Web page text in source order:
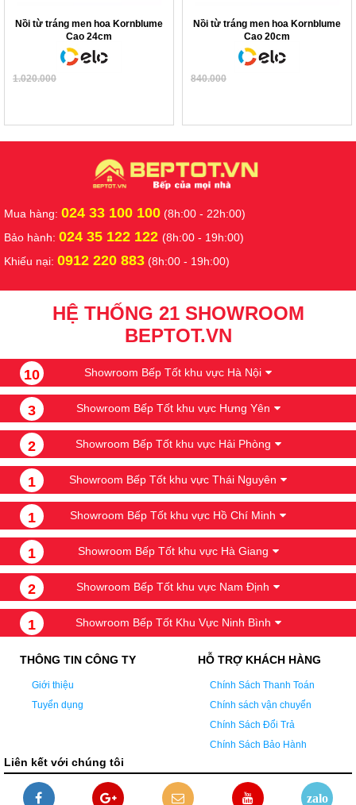
Nồi từ tráng men hoa Kornblume
Cao 24cm
1.020.000
Nồi từ tráng men hoa Kornblume
Cao 20cm
840.000
Mua hàng: 024 33 100 100 (8h:00 - 22h:00)
Bảo hành: 024 35 122 122 (8h:00 - 19h:00)
Khiếu nại: 0912 220 883 (8h:00 - 19h:00)
HỆ THỐNG 21 SHOWROOM
BEPTOT.VN
10 Showroom Bếp Tốt khu vực Hà Nội
3 Showroom Bếp Tốt khu vực Hưng Yên
2 Showroom Bếp Tốt khu vực Hải Phòng
1 Showroom Bếp Tốt khu vực Thái Nguyên
1 Showroom Bếp Tốt khu vực Hồ Chí Minh
1 Showroom Bếp Tốt khu vực Hà Giang
2 Showroom Bếp Tốt khu vực Nam Định
1 Showroom Bếp Tốt Khu Vực Ninh Bình
THÔNG TIN CÔNG TY
Giới thiệu
Tuyển dụng
HỖ TRỢ KHÁCH HÀNG
Chính Sách Thanh Toán
Chính sách vận chuyển
Chính Sách Đổi Trả
Chính Sách Bảo Hành
Liên kết với chúng tôi
zalo